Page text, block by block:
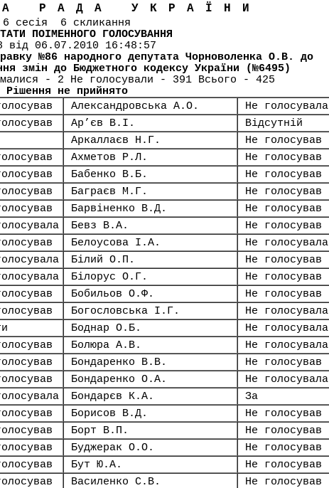
РАДА УКРАЇНИ
6 сесія 6 скликання
ПОІМЕННОГО ГОЛОСУВАННЯ
від 06.07.2010 16:48:57
№86 народного депутата Чорноволенка О.В. до
змін до Бюджетного кодексу України (№6495)
- 2 Не голосували - 391 Всього - 425
Рішення не прийнято
Александровська А.О.
Не голосувала
Ар’єв В.І.
Відсутній
Аркаллаєв Н.Г.
Не голосував
Ахметов Р.Л.
Не голосував
Бабенко В.Б.
Не голосував
Баграєв М.Г.
Не голосував
Барвіненко В.Д.
Не голосував
Бевз В.А.
Не голосував
Белоусова І.А.
Не голосувала
Білий О.П.
Не голосував
Білорус О.Г.
Не голосував
Бобильов О.Ф.
Не голосував
Богословська І.Г.
Не голосувала
Боднар О.Б.
Не голосувала
Болюра А.В.
Не голосувала
Бондаренко В.В.
Не голосував
Бондаренко О.А.
Не голосувала
Бондарєв К.А.
За
Борисов В.Д.
Не голосував
Борт В.П.
Не голосував
Буджерак О.О.
Не голосував
Бут Ю.А.
Не голосував
Василенко С.В.
Не голосував